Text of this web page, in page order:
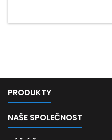
PRODUKTY
NAŠE SPOLEČNOST